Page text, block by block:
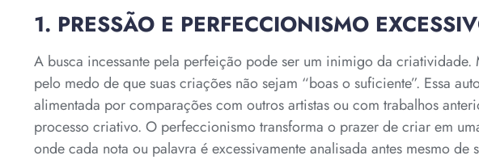
1. PRESSÃO E PERFECCIONISMO
A busca incessante pela perfeição pode ser um inimigo da criatividade.
pelo medo de que suas criações não sejam “boas o suficiente”. Essa
alimentada por comparações com outros artistas ou com trabalhos
processo criativo. O perfeccionismo transforma o prazer de criar em
onde cada nota ou palavra é excessivamente analisada antes mesmo de